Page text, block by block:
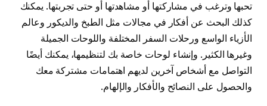
تحبها وترغب في مشاركتها أو مشاهدتها أو حتى تجربتها. يمكنك
كذلك البحث عن أفكار في مجالات مثل الطبخ والديكور وعالم
الأزياء الواسع ورحلات السفر المختلفة واللوحات الجميلة
وغيرها الكثير. وإنشاء لوحات خاصة بك لتنظيمها، يمكنك أيضًا
التواصل مع أشخاص آخرين لديهم اهتمامات مشتركة معك
والحصول على النصائح والأفكار والإلهام.